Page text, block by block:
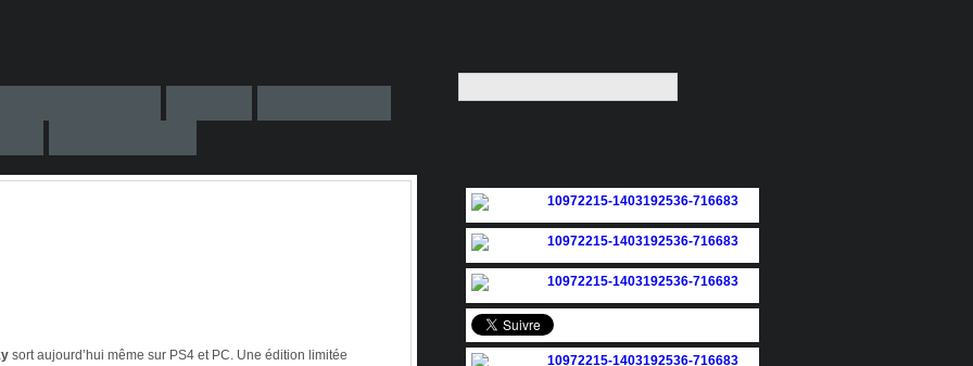
sort aujourd’hui même sur PS4 et PC. Une édition limitée